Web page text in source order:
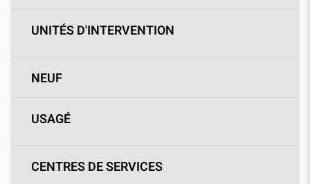
UNITÉS D'INTERVENTION
NEUF
USAGÉ
CENTRES DE SERVICES